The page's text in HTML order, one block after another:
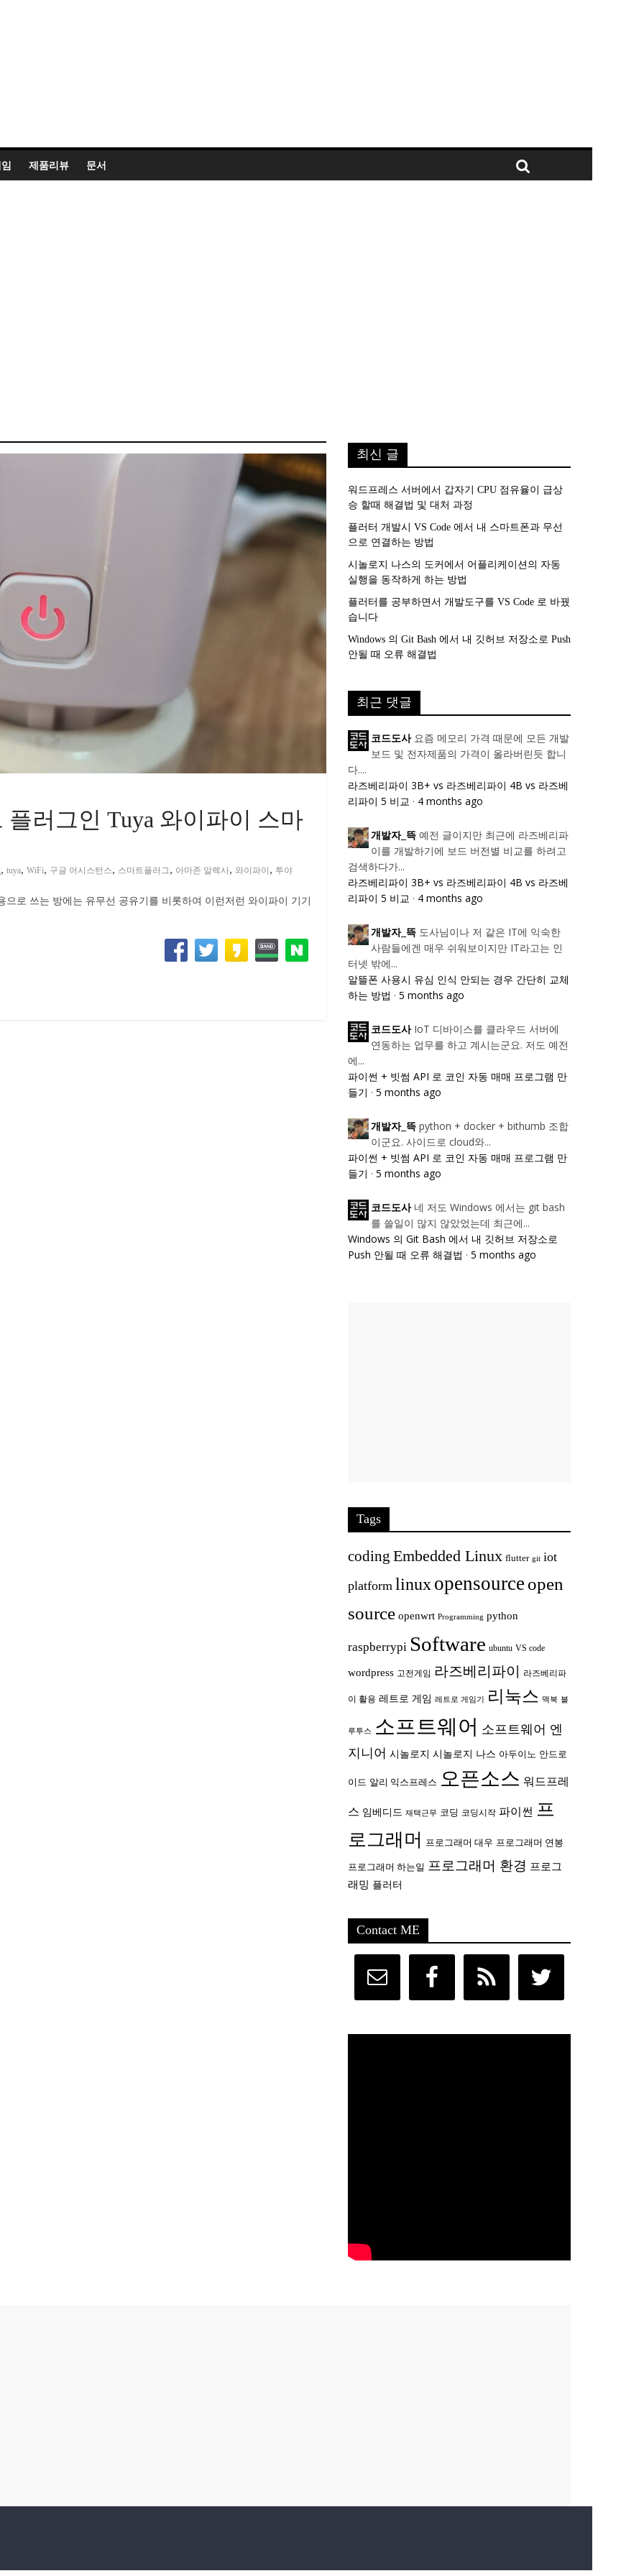
제품리뷰 문서
러그인 Tuya 와이파이 스마
, tuya, WiFi, 구글 어시스턴스, 스마트플러그, 아마존 알렉사, 와이파이 , 투야
로 쓰는 방에는 유무선 공유기를 비롯하여 이런저런 와이파이 기기
최신 글
워드프레스 서버에서 갑자기 CPU 점유율이 급상
승 할때 해결법 및 대처 과정
플러터 개발시 VS Code 에서 내 스마트폰과 무선
으로 연결하는 방법
시놀로지 나스의 도커에서 어플리케이션의 자동
실행을 동작하게 하는 방법
플러터를 공부하면서 개발도구를 VS Code 로 바꿨
습니다
Windows 의 Git Bash 에서 내 깃허브 저장소로 Push
안될 때 오류 해결법
최근 댓글
코드도사 요즘 메모리 가격 때문에 모든 개발
보드 및 전자제품의 가격이 올라버린듯 합니
다....
라즈베리파이 3B+ vs 라즈베리파이 4B vs 라즈베
리파이 5 비교 · 4 months ago
개발자_뜩 예전 글이지만 최근에 라즈베리파
이를 개발하기에 보드 버전별 비교를 하려고
검색하다가...
라즈베리파이 3B+ vs 라즈베리파이 4B vs 라즈베
리파이 5 비교 · 4 months ago
개발자_뜩 도사님이나 저 같은 IT에 익숙한
사람들에겐 매우 쉬워보이지만 IT라고는 인
터넷 밖에...
알뜰폰 사용시 유심 인식 안되는 경우 간단히 교체
하는 방법 · 5 months ago
코드도사 IoT 디바이스를 클라우드 서버에
연동하는 업무를 하고 계시는군요. 저도 예전
에...
파이썬 + 빗썸 API 로 코인 자동 매매 프로그램 만
들기 · 5 months ago
개발자_뜩 python + docker + bithumb 조합
이군요. 사이드로 cloud와...
파이썬 + 빗썸 API 로 코인 자동 매매 프로그램 만
들기 · 5 months ago
코드도사 네 저도 Windows 에서는 git bash
를 쓸일이 많지 않았었는데 최근에...
Windows 의 Git Bash 에서 내 깃허브 저장소로
Push 안될 때 오류 해결법 · 5 months ago
Tags
coding Embedded Linux flutter git iot
platform linux opensource open
source openwrt Programming python
raspberrypi Software ubuntu VS code
wordpress 고전게임 라즈베리파이 라즈베리파
이 활용 레트로 게임 레트로 게임기 리눅스 맥북 블
루투스 소프트웨어 소프트웨어 엔
지니어 시놀로지 시놀로지 나스 아두이노 안드로
이드 알리 익스프레스 오픈소스 워드프레
스 임베디드 재택근무 코딩 코딩시작 파이썬 프
로그래머
프로그래머 대우 프로그래머 연봉
프로그래머 하는일 프로그래머 환경 프로그
래밍 플러터
Contact ME